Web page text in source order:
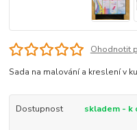
Ohodnotit
Sada na malování a kreslení v
Dostupnost skladem - k